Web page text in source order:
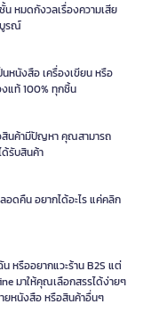
หมดกังวลเรื่องความเสีย
รณ์
หนังสือ เครื่องเขียน หรือ
แท้ 100% ทุกชิ้น
สินค้ามีปัญหา คุณสามารถ
ด้รับสินค้า
ดคืน อยากได้อะไร แค่คลิก
หรืออยากแวะร้าน B2S แต่
มาให้คุณเลือกสรรได้ง่ายๆ
ยหนังสือ หรือสินค้าอื่นๆ